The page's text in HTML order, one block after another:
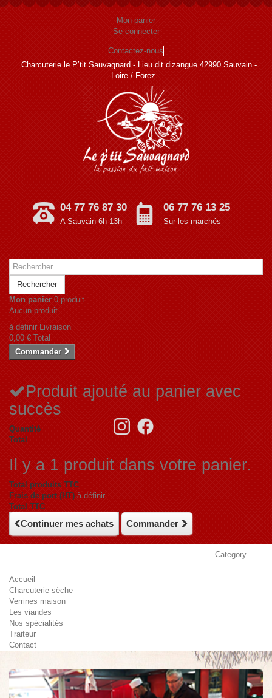
Mon panier
Se connecter
Contactez-nous
Charcuterie le P’tit Sauvagnard - Lieu dit dizangue 42990 Sauvain -
Loire / Forez
04 77 76 87 30
A Sauvain 6h-13h
06 77 76 13 25
Sur les marchés
Rechercher
Mon panier 0 produit
Aucun produit
à définir Livraison
0,00 € Total
Commander
Produit ajouté au panier avec
succès
Quantité
Total
Il y a 1 produit dans votre panier.
Total produits TTC
Frais de port (HT) à définir
Total TTC
Continuer mes achats Commander
Category
Accueil
Charcuterie sèche
Verrines maison
Les viandes
Nos spécialités
Traiteur
Contact
Panneau de gestion des cookies